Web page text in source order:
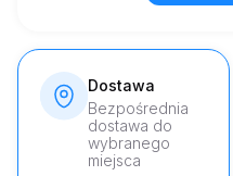
Dostawa
Bezpośrednia
dostawa do
wybranego
miejsca